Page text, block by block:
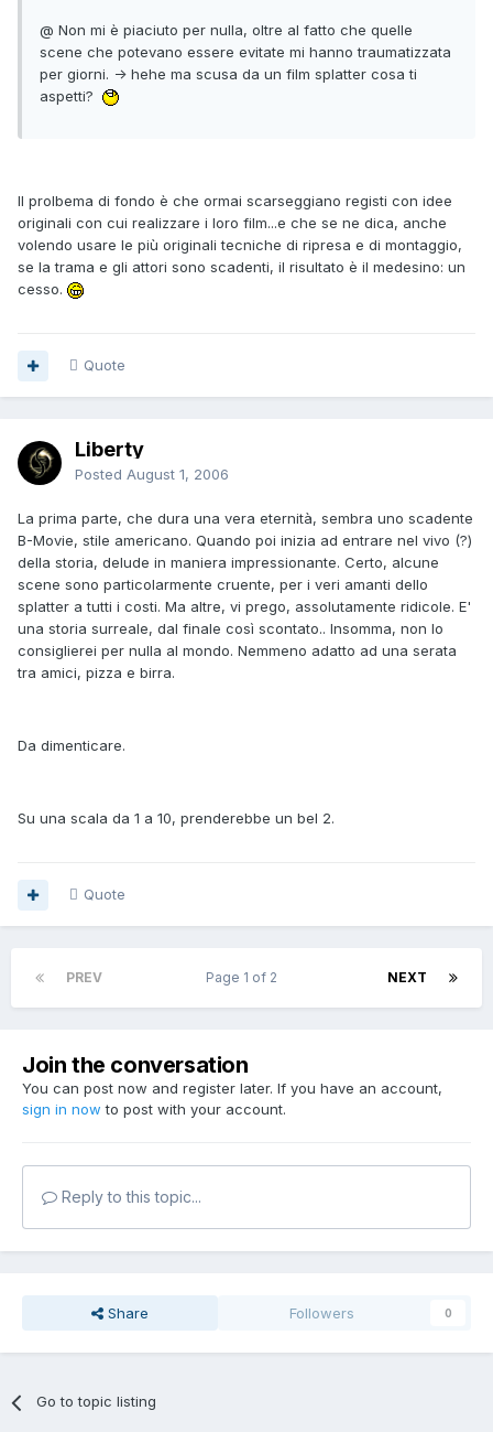
@ Non mi è piaciuto per nulla, oltre al fatto che quelle
scene che potevano essere evitate mi hanno traumatizzata
per giorni. -> hehe ma scusa da un film splatter cosa ti
aspetti?
Il prolbema di fondo è che ormai scarseggiano registi con idee
originali con cui realizzare i loro film...e che se ne dica, anche
volendo usare le più originali tecniche di ripresa e di montaggio,
se la trama e gli attori sono scadenti, il risultato è il medesino: un
cesso.
Quote
Liberty
Posted August 1, 2006
La prima parte, che dura una vera eternità, sembra uno scadente
B-Movie, stile americano. Quando poi inizia ad entrare nel vivo (?)
della storia, delude in maniera impressionante. Certo, alcune
scene sono particolarmente cruente, per i veri amanti dello
splatter a tutti i costi. Ma altre, vi prego, assolutamente ridicole. E'
una storia surreale, dal finale così scontato.. Insomma, non lo
consiglierei per nulla al mondo. Nemmeno adatto ad una serata
tra amici, pizza e birra.
Da dimenticare.
Su una scala da 1 a 10, prenderebbe un bel 2.
Quote
PREV NEXT
Page 1 of 2
Join the conversation
You can post now and register later. If you have an account,
sign in now to post with your account.
Reply to this topic...
Share Followers 0
Go to topic listing